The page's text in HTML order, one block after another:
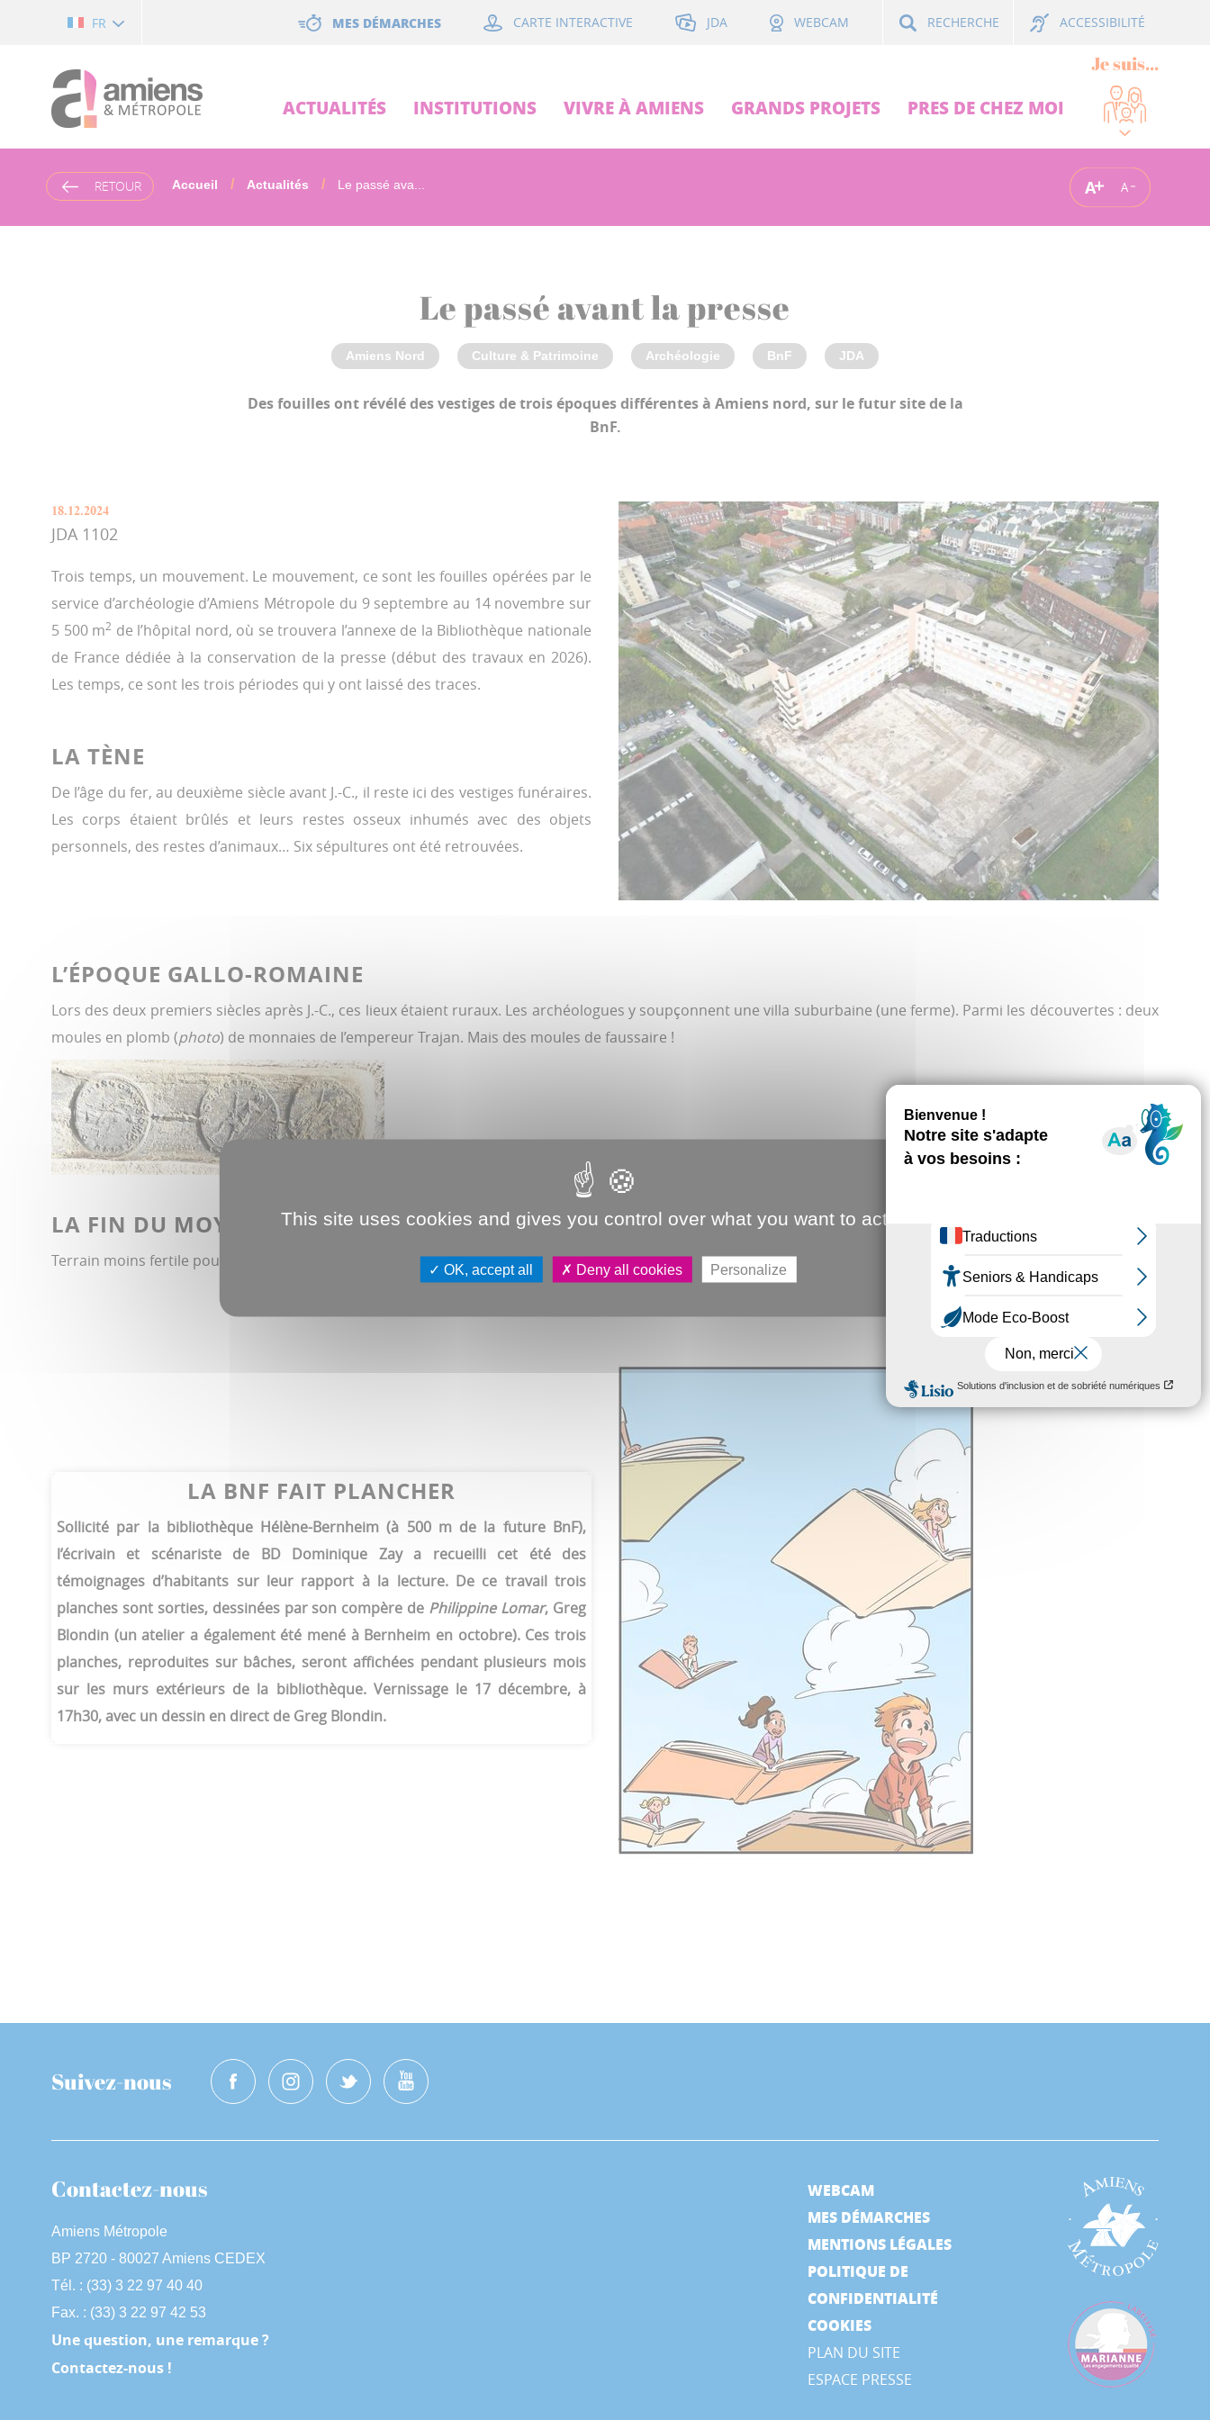
FR MES DÉMARCHES CARTE INTERACTIVE JDA WEBCAM RECHERCHE ACCESSIBILITÉ
ACTUALITÉS INSTITUTIONS VIVRE À AMIENS GRANDS PROJETS PRES DE CHEZ MOI
Je suis...
RETOUR Accueil Actualités Le passé ava... A A
Le passé avant la presse
Amiens Nord Culture & Patrimoine Archéologie BnF JDA
Des fouilles ont révélé des vestiges de trois époques différentes à Amiens nord, sur le futur site de la
BnF.
18.12.2024
JDA 1102
Trois temps, un mouvement. Le mouvement, ce sont les fouilles opérées par le
service d’archéologie d’Amiens Métropole du 9 septembre au 14 novembre sur
5 500 m2 de l’hôpital nord, où se trouvera l’annexe de la Bibliothèque nationale
de France dédiée à la conservation de la presse (début des travaux en 2026).
Les temps, ce sont les trois périodes qui y ont laissé des traces.
LA TÈNE
De l’âge du fer, au deuxième siècle avant J.-C., il reste ici des vestiges funéraires.
Les corps étaient brûlés et leurs restes osseux inhumés avec des objets
personnels, des restes d’animaux… Six sépultures ont été retrouvées.
L’ÉPOQUE GALLO-ROMAINE
Lors des deux premiers siècles après J.-C., ces lieux étaient ruraux. Les archéologues y soupçonnent une villa suburbaine (une ferme). Parmi les découvertes : deux
moules en plomb (photo) de monnaies de l’empereur Trajan. Mais des moules de faussaire !
LA FIN DU MOYEN ÂGE
Terrain moins fertile pour cette époque, les XVe et XVIe siècles. Seules quelques traces ont été observées, probablement liées à l’exploitation de carrières.
LA BNF FAIT PLANCHER
Sollicité par la bibliothèque Hélène-Bernheim (à 500 m de la future BnF),
l’écrivain et scénariste de BD Dominique Zay a recueilli cet été des
témoignages d’habitants sur leur rapport à la lecture. De ce travail trois
planches sont sorties, dessinées par son compère de Philippine Lomar, Greg
Blondin (un atelier a également été mené à Bernheim en octobre). Ces trois
planches, reproduites sur bâches, seront affichées pendant plusieurs mois
sur les murs extérieurs de la bibliothèque. Vernissage le 17 décembre, à
17h30, avec un dessin en direct de Greg Blondin.
Suivez-nous
Contactez-nous
Amiens Métropole
BP 2720 - 80027 Amiens CEDEX
Tél. : (33) 3 22 97 40 40
Fax. : (33) 3 22 97 42 53
Une question, une remarque ?
Contactez-nous !
WEBCAM
MES DÉMARCHES
MENTIONS LÉGALES
POLITIQUE DE
CONFIDENTIALITÉ
COOKIES
PLAN DU SITE
ESPACE PRESSE
This site uses cookies and gives you control over what you want to activate
OK, accept all Deny all cookies Personalize